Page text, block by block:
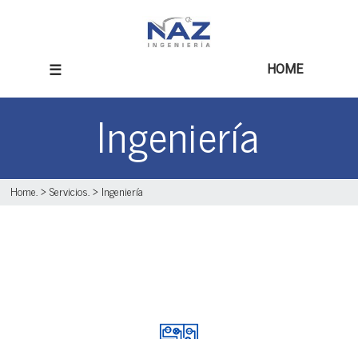
HOME
☰
Ingeniería
Home . >Servicios . > Ingeniería